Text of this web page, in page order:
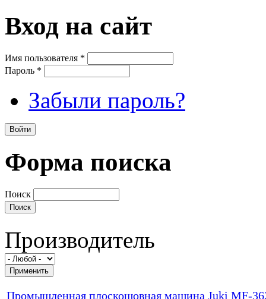
Вход на сайт
Имя пользователя *
Пароль *
Забыли пароль?
Форма поиска
Поиск
Производитель
Промышленная плоскошовная машина Juki MF-